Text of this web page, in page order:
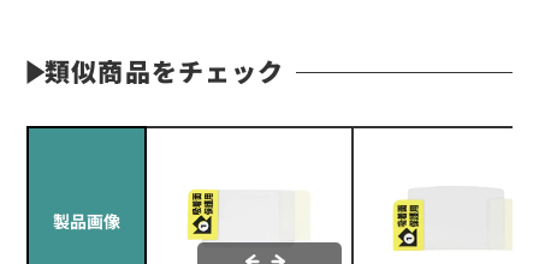
類似商品をチェック
製品画像